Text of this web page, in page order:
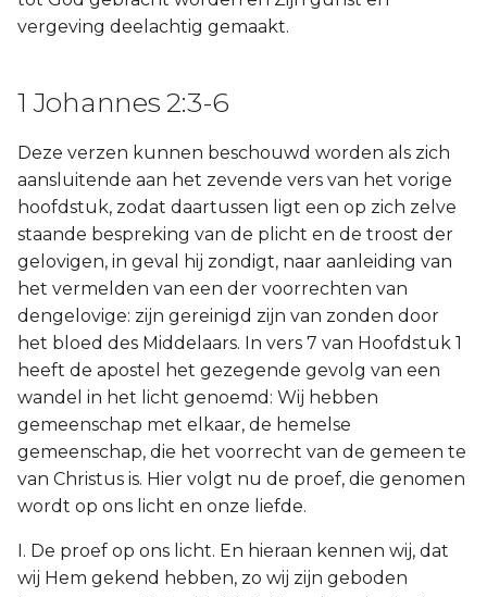
vergeving deelachtig gemaakt.
1 Johannes 2:3-6
Deze verzen kunnen beschouwd worden als zich
aansluitende aan het zevende vers van het vorige
hoofdstuk, zodat daartussen ligt een op zich zelve
staande bespreking van de plicht en de troost der
gelovigen, in geval hij zondigt, naar aanleiding van
het vermelden van een der voorrechten van
dengelovige: zijn gereinigd zijn van zonden door
het bloed des Middelaars. In vers 7 van Hoofdstuk 1
heeft de apostel het gezegende gevolg van een
wandel in het licht genoemd: Wij hebben
gemeenschap met elkaar, de hemelse
gemeenschap, die het voorrecht van de gemeen te
van Christus is. Hier volgt nu de proef, die genomen
wordt op ons licht en onze liefde.
I. De proef op ons licht. En hieraan kennen wij, dat
wij Hem gekend hebben, zo wij zijn geboden